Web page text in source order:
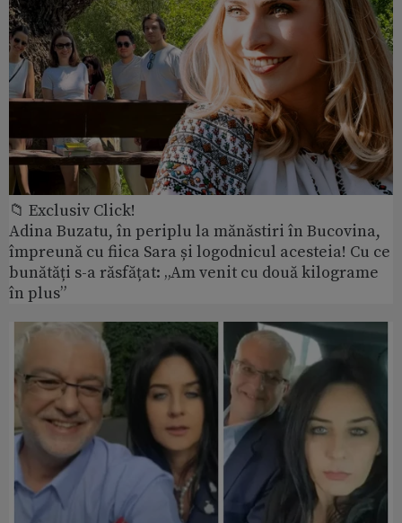
📁 Exclusiv Click!
Adina Buzatu, în periplu la mănăstiri în Bucovina,
împreună cu fiica Sara și logodnicul acesteia! Cu ce
bunătăți s-a răsfățat: „Am venit cu două kilograme
în plus”